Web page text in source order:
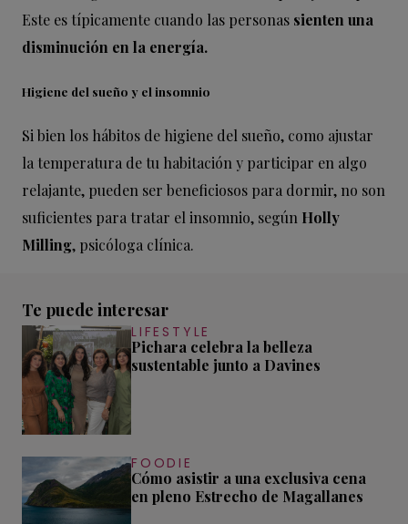
Este es típicamente cuando las personas sienten una
disminución en la energía.
Higiene del sueño y el insomnio
Si bien los hábitos de higiene del sueño, como ajustar
la temperatura de tu habitación y participar en algo
relajante, pueden ser beneficiosos para dormir, no son
suficientes para tratar el insomnio, según Holly
Milling, psicóloga clínica.
Te puede interesar
LIFESTYLE
Pichara celebra la belleza
sustentable junto a Davines
FOODIE
Cómo asistir a una exclusiva cena
en pleno Estrecho de Magallanes